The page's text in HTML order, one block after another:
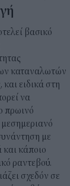
βασικό
καταναλωτών
ειδικά στη
να
πρωινό
με
κάποιο
ραντεβού.
σχεδόν σε